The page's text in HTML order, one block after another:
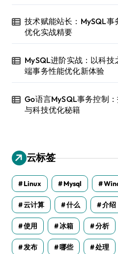
技术赋能站长：MySQL事
优化实战精要
MySQL进阶实战：以科技
端事务性能优化新体验
Go语言MySQL事务控制
与科技优化秘籍
云标签
Linux Mysql
云计算 什么 介绍
使用 冰箱 分析
发布 哪些 处理